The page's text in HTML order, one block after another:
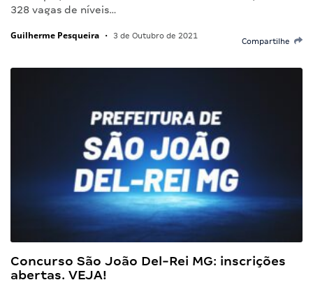
328 vagas de níveis…
Guilherme Pesqueira • 3 de Outubro de 2021
Compartilhe
Concurso São João Del-Rei MG: inscrições
abertas. VEJA!